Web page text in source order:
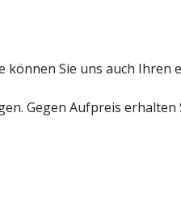
können Sie uns auch Ihren
Gegen Aufpreis erhalten